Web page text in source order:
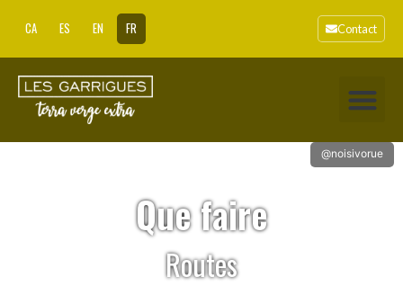
CA ES EN FR Contact
@noisivorue
Que faire
Routes